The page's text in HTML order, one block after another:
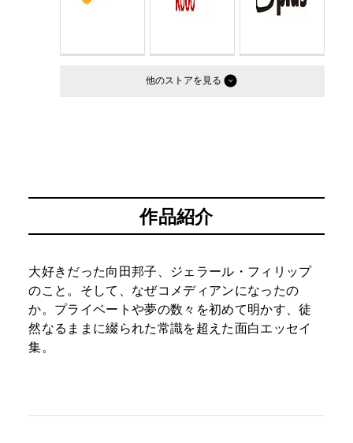
他のストア
作品紹介
大好きだった向田邦子、ジェラール・フィリップ
のこと。そして、なぜコメディアンになったの
か。プライベートや夢の数々を初めて明かす、徒
然なるままに綴られた常識を超えた面白エッセイ
集。